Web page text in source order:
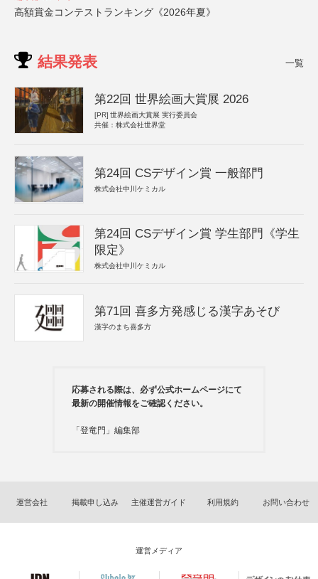
高額賞金コンテストランキング《2026年夏》
結果発表 一覧
第22回 世界絵画大賞展 2026
[PR] 世界絵画大賞展 実行委員会
共催：株式会社世界堂
第24回 CSデザイン賞 一般部門
株式会社中川ケミカル
第24回 CSデザイン賞 学生部門《学生
限定》
株式会社中川ケミカル
第71回 喜多方発感じる漢字あそび
漢字のまち喜多方
応募される際は、必ず公式ホームページにて
最新の開催情報をご確認ください。
「登竜門」編集部
運営会社 掲載申し込み 主催運営ガイド 利用規約 お問い合わせ
運営メディア